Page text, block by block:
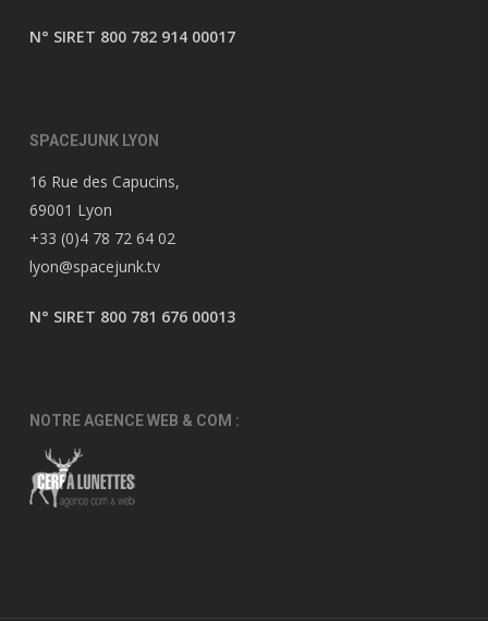
N° SIRET 800 782 914 00017
SPACEJUNK LYON
16 Rue des Capucins,
69001 Lyon
+33 (0)4 78 72 64 02
lyon@spacejunk.tv
N° SIRET 800 781 676 00013
NOTRE AGENCE WEB & COM :